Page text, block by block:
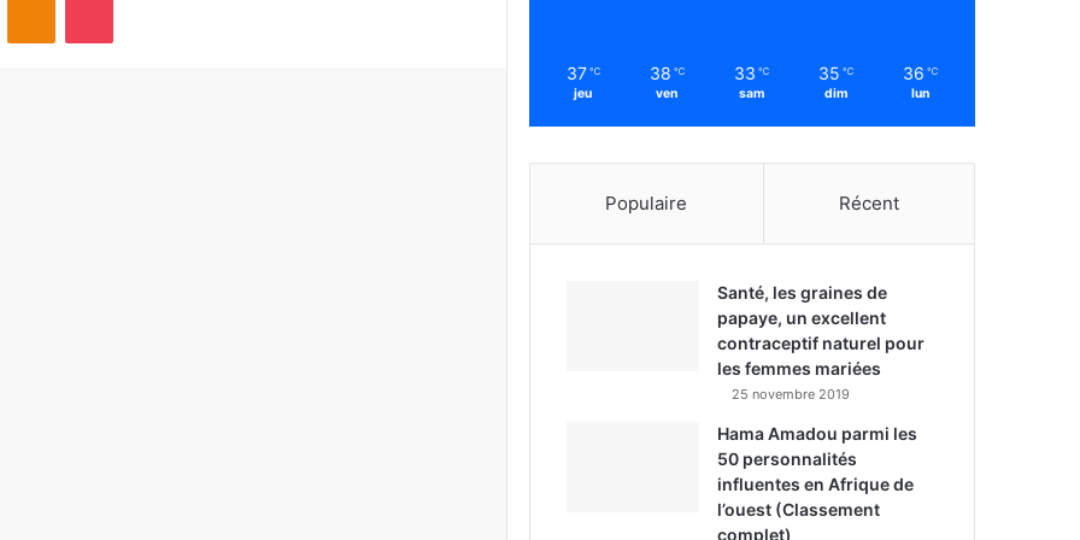
37 ℃
jeu
38 ℃
ven
33 ℃
sam
35 ℃
dim
36 ℃
lun
Populaire Récent
Santé, les graines de
papaye, un excellent
contraceptif naturel pour
les femmes mariées
25 novembre 2019
Hama Amadou parmi les
50 personnalités
influentes en Afrique de
l’ouest (Classement
complet)